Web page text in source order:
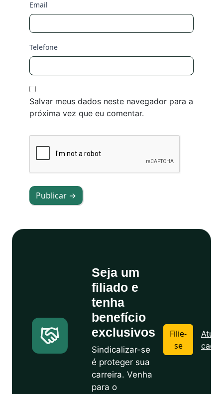
Email
Telefone
Salvar meus dados neste navegador para a
próxima vez que eu comentar.
Publicar →
Seja um
filiado e
tenha
benefício
exclusivos
Sindicalizar-se
é proteger sua
carreira. Venha
para o
Filie-
se